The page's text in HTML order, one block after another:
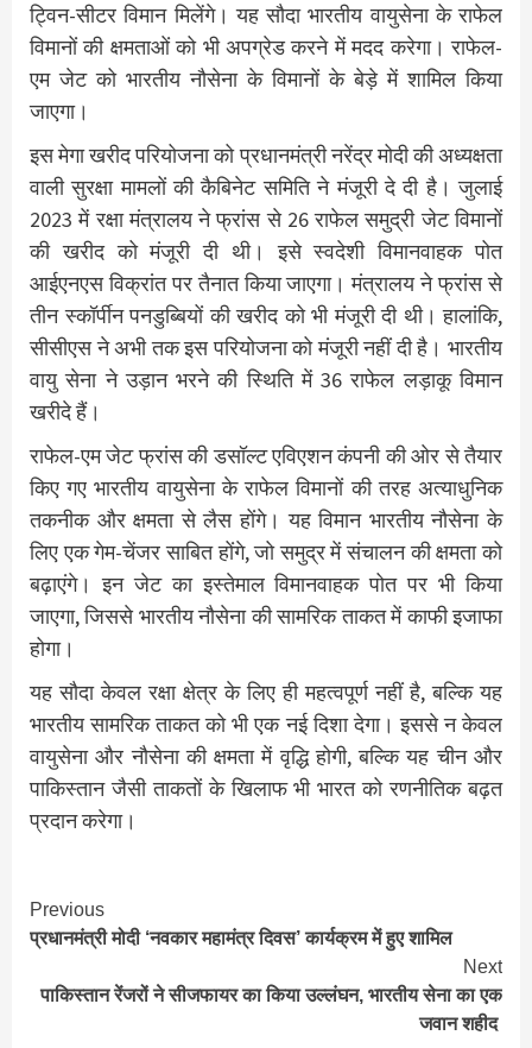
ट्विन-सीटर विमान मिलेंगे। यह सौदा भारतीय वायुसेना के राफेल
विमानों की क्षमताओं को भी अपग्रेड करने में मदद करेगा। राफेल-
एम जेट को भारतीय नौसेना के विमानों के बेड़े में शामिल किया
जाएगा।
इस मेगा खरीद परियोजना को प्रधानमंत्री नरेंद्र मोदी की अध्यक्षता
वाली सुरक्षा मामलों की कैबिनेट समिति ने मंजूरी दे दी है। जुलाई
2023 में रक्षा मंत्रालय ने फ्रांस से 26 राफेल समुद्री जेट विमानों
की खरीद को मंजूरी दी थी। इसे स्वदेशी विमानवाहक पोत
आईएनएस विक्रांत पर तैनात किया जाएगा। मंत्रालय ने फ्रांस से
तीन स्कॉर्पीन पनडुब्बियों की खरीद को भी मंजूरी दी थी। हालांकि,
सीसीएस ने अभी तक इस परियोजना को मंजूरी नहीं दी है। भारतीय
वायु सेना ने उड़ान भरने की स्थिति में 36 राफेल लड़ाकू विमान
खरीदे हैं।
राफेल-एम जेट फ्रांस की डसॉल्ट एविएशन कंपनी की ओर से तैयार
किए गए भारतीय वायुसेना के राफेल विमानों की तरह अत्याधुनिक
तकनीक और क्षमता से लैस होंगे। यह विमान भारतीय नौसेना के
लिए एक गेम-चेंजर साबित होंगे, जो समुद्र में संचालन की क्षमता को
बढ़ाएंगे। इन जेट का इस्तेमाल विमानवाहक पोत पर भी किया
जाएगा, जिससे भारतीय नौसेना की सामरिक ताकत में काफी इजाफा
होगा।
यह सौदा केवल रक्षा क्षेत्र के लिए ही महत्वपूर्ण नहीं है, बल्कि यह
भारतीय सामरिक ताकत को भी एक नई दिशा देगा। इससे न केवल
वायुसेना और नौसेना की क्षमता में वृद्धि होगी, बल्कि यह चीन और
पाकिस्तान जैसी ताकतों के खिलाफ भी भारत को रणनीतिक बढ़त
प्रदान करेगा।
Continue
Reading
Previous
प्रधानमंत्री मोदी ‘नवकार महामंत्र दिवस’ कार्यक्रम में हुए शामिल
Next
पाकिस्तान रेंजरों ने सीजफायर का किया उल्लंघन, भारतीय सेना का एक
जवान शहीद